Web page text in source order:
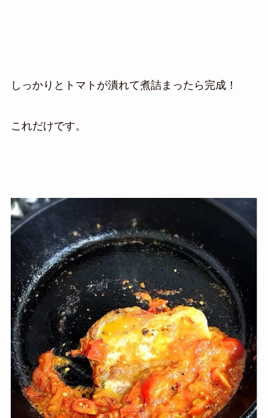
しっかりとトマトが潰れて煮詰まったら完成！
これだけです。